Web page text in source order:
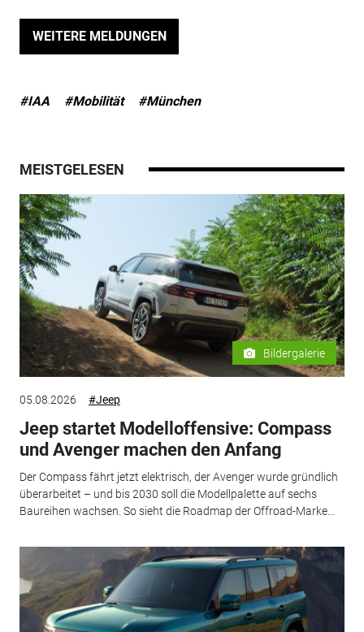
WEITERE MELDUNGEN
#IAA #Mobilität #München
MEISTGELESEN
Bildergalerie
05.08.2026 #Jeep
Jeep startet Modelloffensive: Compass
und Avenger machen den Anfang
Der Compass fährt jetzt elektrisch, der Avenger wurde gründlich
überarbeitet – und bis 2030 soll die Modellpalette auf sechs
Baureihen wachsen. So sieht die Roadmap der Offroad-Marke...